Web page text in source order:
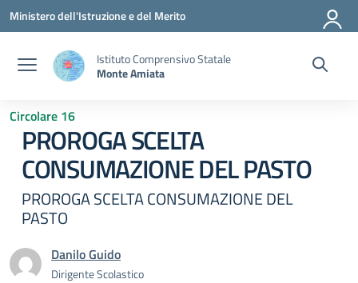
Vai ai contenuti
Vai al menu di navigazione
Vai al footer
Ministero dell'Istruzione e del Merito
Istituto Comprensivo Statale
Monte Amiata
Circolare 16
PROROGA SCELTA
CONSUMAZIONE DEL PASTO
PROROGA SCELTA CONSUMAZIONE DEL
PASTO
Danilo Guido
Dirigente Scolastico